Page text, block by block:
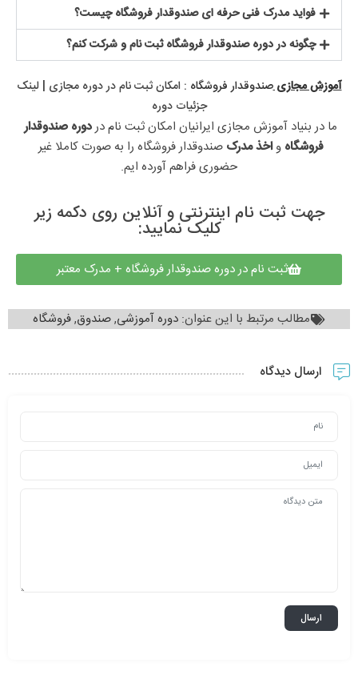
فواید مدرک فنی حرفه ای صندوقدار فروشگاه چیست؟
چگونه در دوره صندوقدار فروشگاه ثبت نام و شرکت کنم؟
آموزش مجازیصندوقدار فروشگاه : امکان ثبت نام در دوره مجازی​ | لینک
جزئیات دوره
ما در بنیاد آموزش مجازی ایرانیان امکان ثبت نام در
دوره صندوقدار
فروشگاه و اخذ مدرک
صندوقدار فروشگاه را به صورت کاملا غیر
حضوری فراهم آورده ایم.
جهت ثبت نام اینترنتی و آنلاین روی دکمه زیر
کلیک نمایید:
ثبت نام در دوره صندوقدار فروشگاه + مدرک معتبر
مطالب مرتبط با این عنوان: دوره آموزشی,صندوق,فروشگاه
ارسال دیدگاه